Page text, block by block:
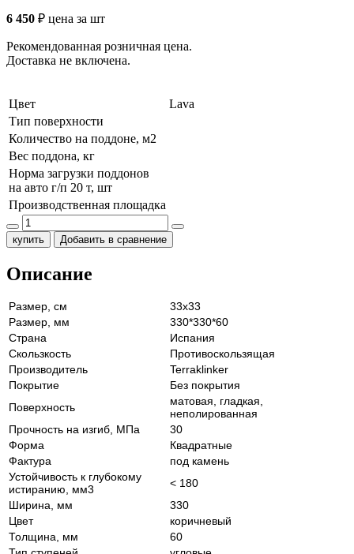
6 450 ₽ цена за шт
Рекомендованная розничная цена.
Доставка не включена.
Цвет
Lava
Тип поверхности
Количество на поддоне, м2
Вес поддона, кг
Норма загрузки поддонов
на авто г/п 20 т, шт
Производственная площадка
купить Добавить в сравнение
Описание
Размер, см
33х33
Размер, мм
330*330*60
Страна
Испания
Скользкость
Противоскользящая
Производитель
Terraklinker
Покрытие
Без покрытия
Поверхность
матовая, гладкая,
неполированная
Прочность на изгиб, МПа
30
Форма
Квадратные
Фактура
под камень
Устойчивость к глубокому
истиранию, мм3
< 180
Ширина, мм
330
Цвет
коричневый
Толщина, мм
60